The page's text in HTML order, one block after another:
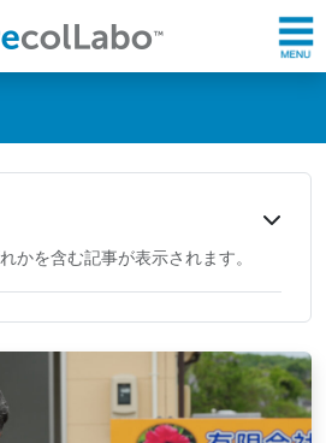
かを含む記事が表示されます。